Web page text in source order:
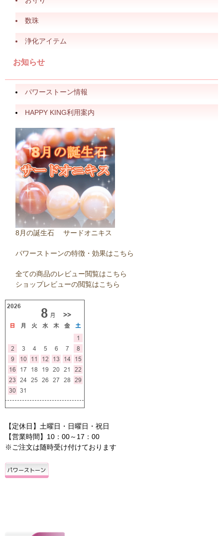
数珠
浄化アイテム
お知らせ
パワーストーン情報
HAPPY KING利用案内
8月の誕生石 サードオニキス
パワーストーンの特徴・効果はこちら
全ての商品のレビュー閲覧はこちら
ショップレビューの閲覧はこちら
【定休日】土曜日・日曜日・祝日
【営業時間】10：00～17：00
※ご注文は随時受け付けております